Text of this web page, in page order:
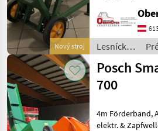
Nový stroj
- mit 5, 5 kW-E-
S6, CEE 16A (E-Antrieb: mit
Phasenwender)
Lesnícke a
drevárske
stroje /
Posch
Posch
700
4m Förderband, Antrieb
elektr. & Zapfwelle ,